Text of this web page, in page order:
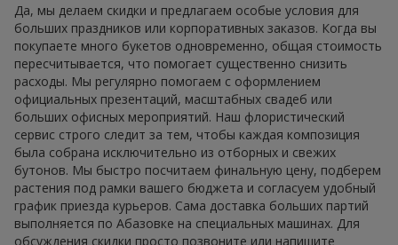
Да, мы делаем скидки и предлагаем особые условия для
больших праздников или корпоративных заказов. Когда вы
покупаете много букетов одновременно, общая стоимость
пересчитывается, что помогает существенно снизить
расходы. Мы регулярно помогаем с оформлением
официальных презентаций, масштабных свадеб или
больших офисных мероприятий. Наш флористический
сервис строго следит за тем, чтобы каждая композиция
была собрана исключительно из отборных и свежих
бутонов. Мы быстро посчитаем финальную цену, подберем
растения под рамки вашего бюджета и согласуем удобный
график приезда курьеров. Сама доставка больших партий
выполняется по Абазовке на специальных машинах. Для
обсуждения скидки просто позвоните или напишите